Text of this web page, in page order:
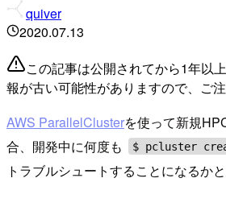
quiver
2020.07.13
この記事は公開されてから1年以
報が古い可能性がありますので、ご注
AWS ParallelClusterを使って新規
合、開発中に何度も
$ pcluster
トラブルシュートすることになるかと